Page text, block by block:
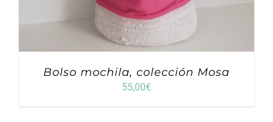
Bolso mochila, colección Mosa
55,00€